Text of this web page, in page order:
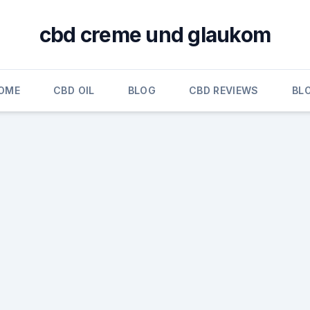
cbd creme und glaukom
CBD OIL BLOG CBD REVIEWS